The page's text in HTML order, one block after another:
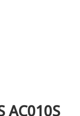
AC010S